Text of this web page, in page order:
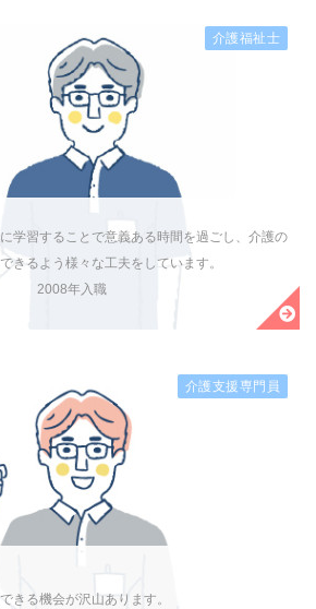
学習することで意義ある時間を過ごし、介護の
きるよう様々な工夫をしています。
2008年入職
介護福祉士
きる機会が沢山あります。
介護支援専門員